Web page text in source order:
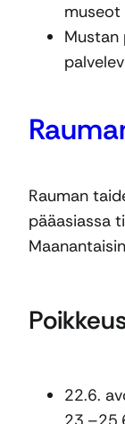
museot
Mustan
Rauman
pääasiassa
22.6.